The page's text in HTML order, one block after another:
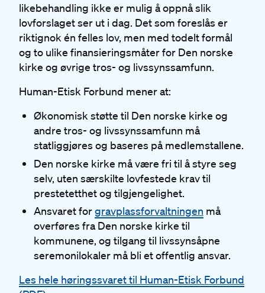
likebehandling ikke er mulig å oppnå slik
lovforslaget ser ut i dag. Det som foreslås er
riktignok én felles lov, men med todelt formål
og to ulike finansieringsmåter for Den norske
kirke og øvrige tros- og livssynssamfunn.
Human-Etisk Forbund mener at:
Økonomisk støtte til Den norske kirke og
andre tros- og livssynssamfunn må
statliggjøres og baseres på medlemstallene.
Den norske kirke må være fri til å styre seg
selv, uten særskilte lovfestede krav til
prestetetthet og tilgjengelighet.
Ansvaret forgravplassforvaltningen må
overføres fra Den norske kirke til
kommunene, og tilgang til livssynsåpne
seremonilokaler må bli et offentlig ansvar.
Les hele høringssvaret til Human-Etisk Forbund